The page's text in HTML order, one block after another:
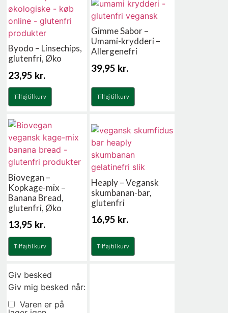
Byodo – Linsechips,
glutenfri, Øko
23,95 kr.
Tilføj til kurv
Gimme Sabor –
Umami-krydderi –
Allergenefri
39,95 kr.
Tilføj til kurv
Biovegan –
Kopkage-mix –
Banana Bread,
glutenfri, Øko
13,95 kr.
Tilføj til kurv
Heaply – Vegansk
skumbanan-bar,
glutenfri
16,95 kr.
Tilføj til kurv
Giv besked
Giv mig besked når:
Varen er på